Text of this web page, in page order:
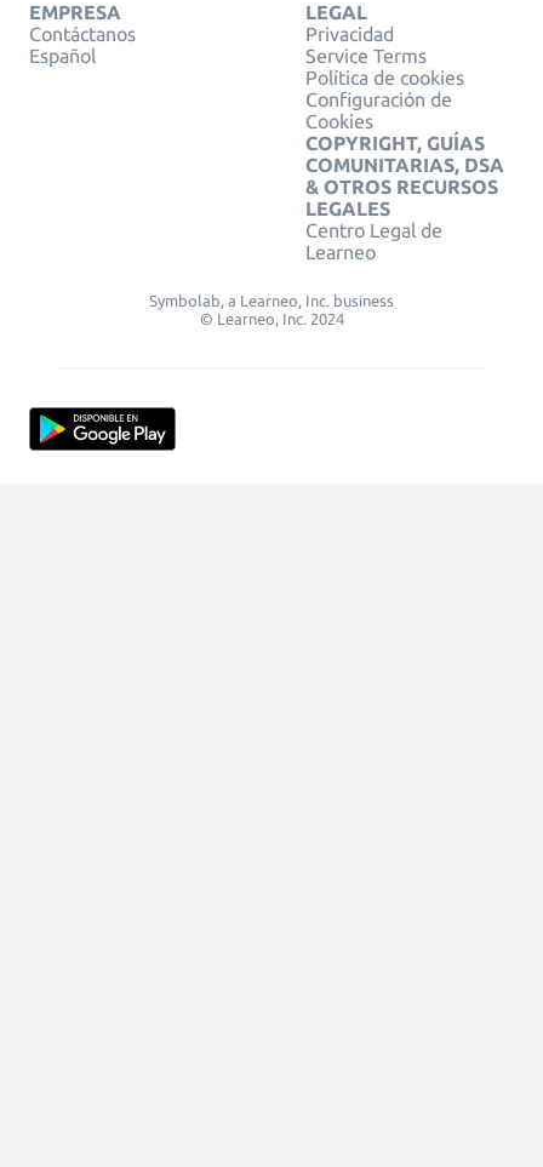
EMPRESA
Contáctanos
Español
LEGAL
Privacidad
Service Terms
Política de cookies
Configuración de
Cookies
COPYRIGHT, GUÍAS
COMUNITARIAS, DSA
& OTROS RECURSOS
LEGALES
Centro Legal de
Learneo
Symbolab, a Learneo, Inc. business
© Learneo, Inc. 2024